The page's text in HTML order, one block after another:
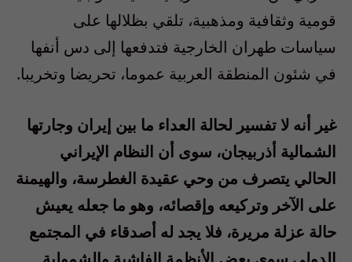
قومية وثقافية ومذهبية، تلقي بظلالها على
سياسات طهران الخارجية فتدفعها إلى دس أنفها
في شئون المنطقة العربية عموما، تحريضا وتخريبا.
غير أنه لا تفسير لحالة العداء ما بين إيران وجارتها
الشمالية أذربيجان، سوى أن النظام الإيراني
الحالي يتصرف من وحي عقيدة الغطرسة، والهيمنة
على الآخر وتركيعه وإقصائه، وهو ما جعله يعيش
حالة عزلة مريرة، فلا يجد له أصدقاء في المجتمع